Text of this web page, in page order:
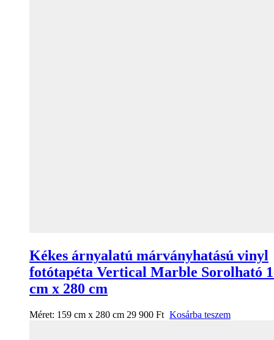
Kékes árnyalatú márványhatású vinyl
fotótapéta Vertical Marble Sorolható
cm x 280 cm
Méret: 159 cm x 280 cm 29 900 Ft Kosárba teszem